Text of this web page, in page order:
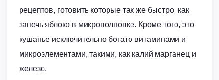
рецептов, готовить которые так же быстро, как
запечь яблоко в микроволновке. Кроме того, это
кушанье исключительно богато витаминами и
микроэлементами, такими, как калий марганец и
железо.